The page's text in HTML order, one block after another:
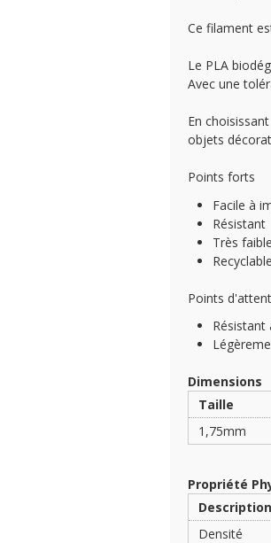
Ce filament
Le PLA
Avec une
En
objets
Points forts
Facile à
Résistant
Très
Points
Résistant
Dimensions
Taille
1,75mm
Propriété
Description
Densité